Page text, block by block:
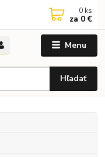
Menu
Hľadať
0 ks
za 0 €